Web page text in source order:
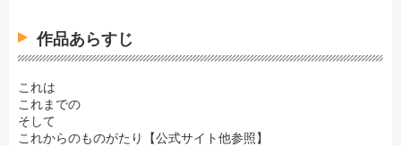
作品あらすじ
これは
これまでの
そして
これからのものがたり【公式サイト他参照】